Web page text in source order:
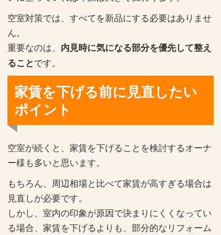
空室対策では、すべてを新品にする必要はありませ
ん。
重要なのは、 内見時に気になる部分を優先して整え
ることです。
家賃を下げる前に見直したい
ポイント
空室が続くと、家賃を下げることを検討するオーナ
ー様も多いと思います。
もちろん、周辺相場と比べて家賃が高すぎる場合は
見直しが必要です。
しかし、室内の印象が原因で決まりにくくなってい
る場合、家賃を下げるよりも、部分的なリフォーム